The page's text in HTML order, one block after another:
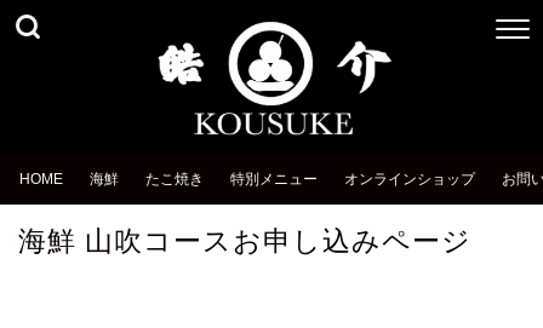
HOME 海鮮 たこ焼き 特別メニュー オンラインショップ お問
海鮮 山吹コースお申し込みページ